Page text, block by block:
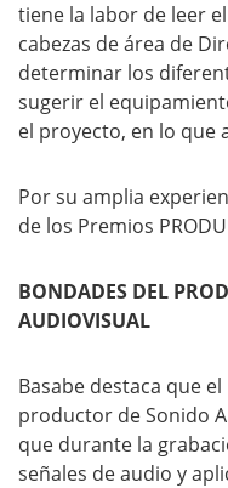
tiene la labor de leer
cabezas de área de
determinar los
sugerir el
el proyecto, en lo que
Por su amplia
de los Premios
BONDADES DEL
AUDIOVISUAL
Basabe destaca que
productor de Sonido
que durante la
señales de audio y